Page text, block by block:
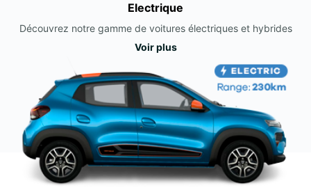
Electrique
Découvrez notre gamme de voitures électriques et hybrides
Voir plus